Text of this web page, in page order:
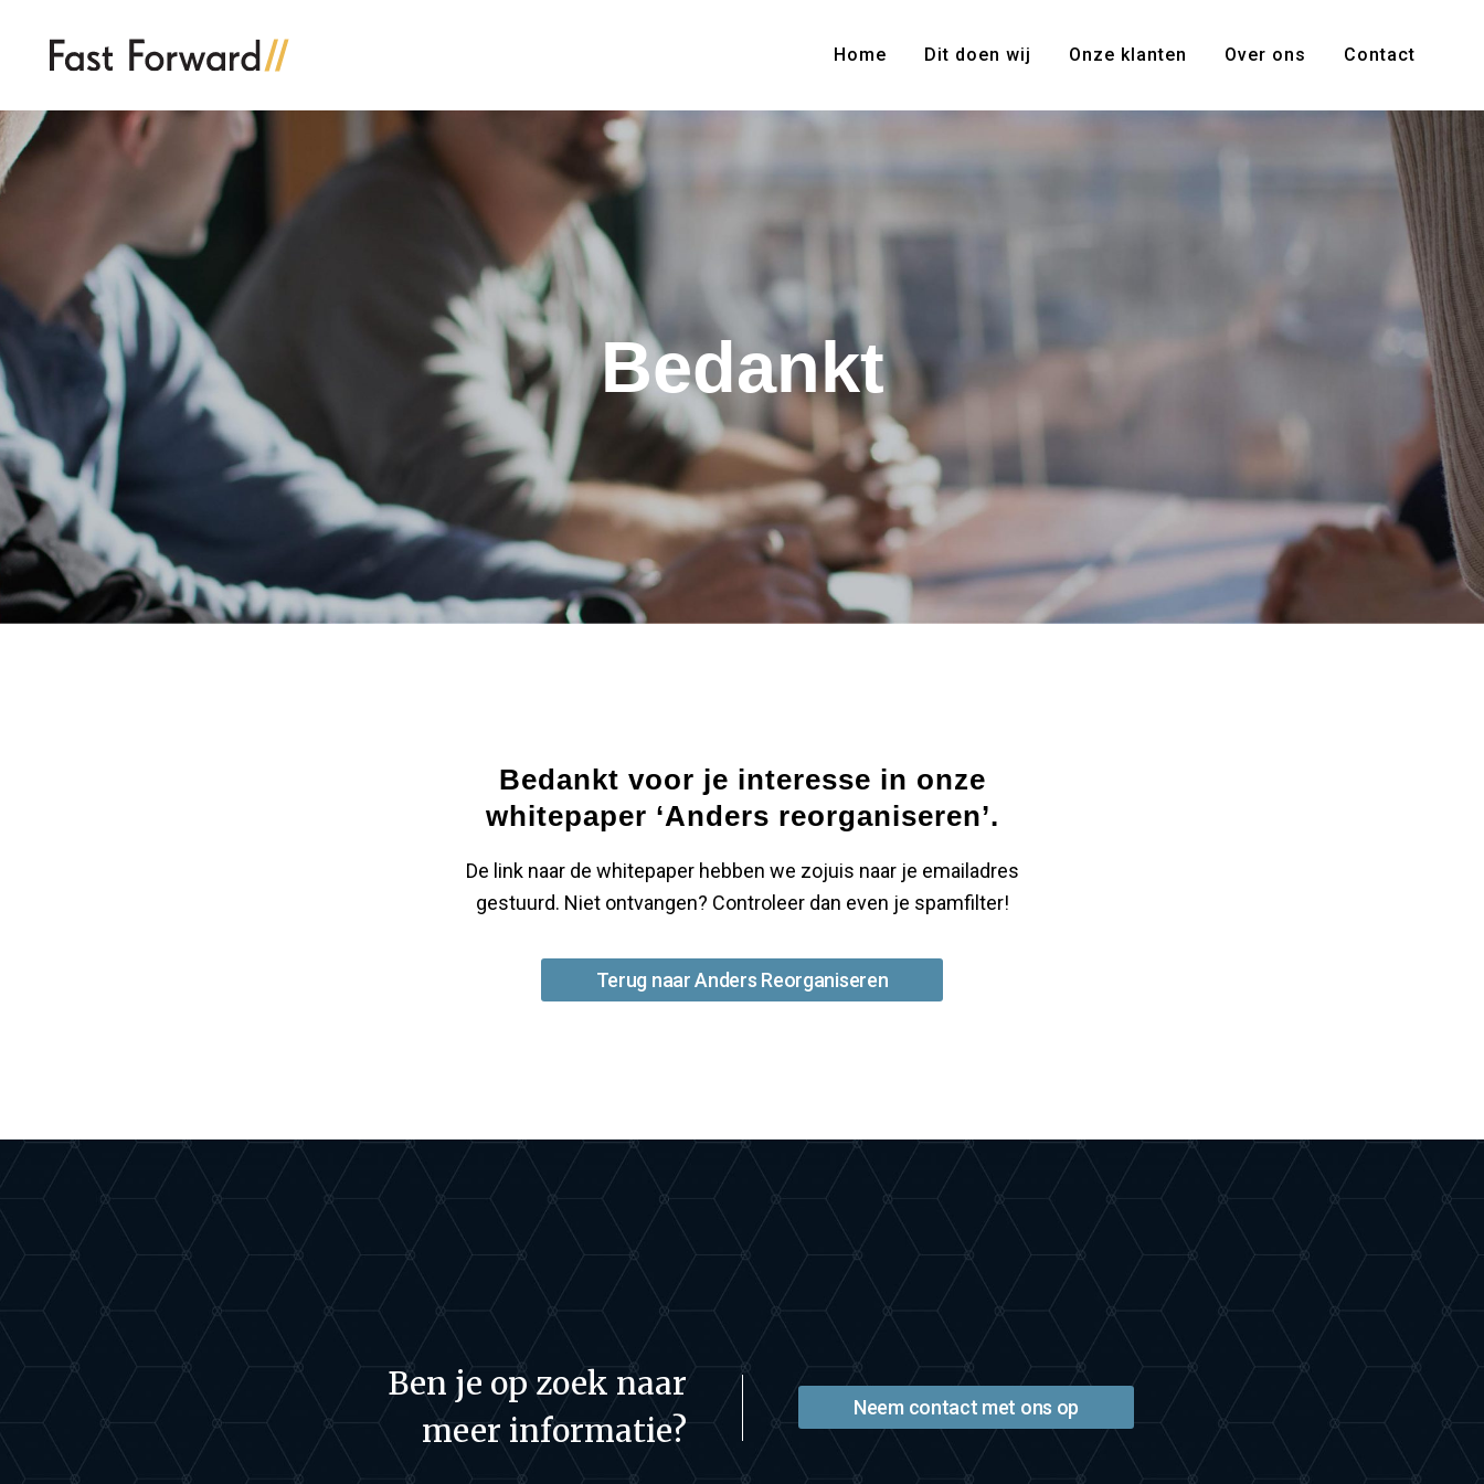
Home Dit doen wij Onze klanten Over ons Contact
Bedankt
Bedankt voor je interesse in onze
whitepaper ‘Anders reorganiseren’.
De link naar de whitepaper hebben we zojuis naar je emailadres
gestuurd. Niet ontvangen? Controleer dan even je spamfilter!
Terug naar Anders Reorganiseren
Ben je op zoek naar
meer informatie?
Neem contact met ons op